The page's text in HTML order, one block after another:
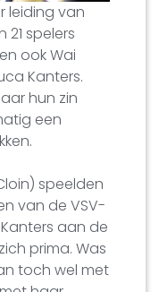
leiding van
21 spelers
ook Wai
Kanters.
hun zin
een
speelden
van de VSV-
aan de
prima. Was
toch wel met